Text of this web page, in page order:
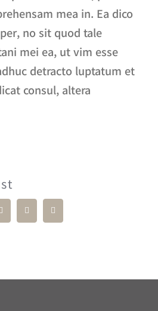
mea in. Ea dico
no sit quod tale
mei ea, ut vim esse
detracto luptatum et
consul, altera